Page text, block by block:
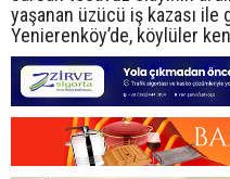
yaşanan üzücü iş kazası ile
Yenierenköy’de, köylüler